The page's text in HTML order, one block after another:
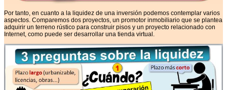
Por tanto, en cuanto a la liquidez de una inversión podemos contemplar varios
aspectos. Comparemos dos proyectos, un promotor inmobiliario que se plantea
adquirir un terreno rústico para construir pisos y un proyecto relacionado con
Internet, como puede ser desarrollar una tienda virtual.